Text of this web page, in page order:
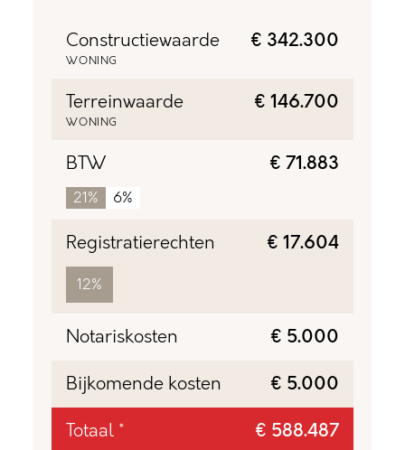
Constructiewaarde
WONING
€ 342.300
Terreinwaarde
WONING
€ 146.700
BTW
21% 6%
€ 71.883
Registratierechten
12%
€ 17.604
Notariskosten
€ 5.000
Bijkomende kosten
€ 5.000
Totaal *
€ 588.487